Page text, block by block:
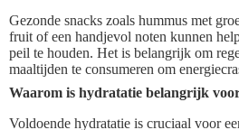
Gezonde snacks zoals hummus met
fruit of een handjevol noten kunnen
peil te houden. Het is belangrijk om
maaltijden te consumeren om
Waarom is hydratatie belangrijk
Voldoende hydratatie is cruciaal voor